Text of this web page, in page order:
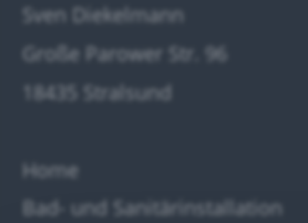
Sven Diekelmann
Große Parower Str. 96
18435 Stralsund
Home
Bad- und Sanitärinstallation